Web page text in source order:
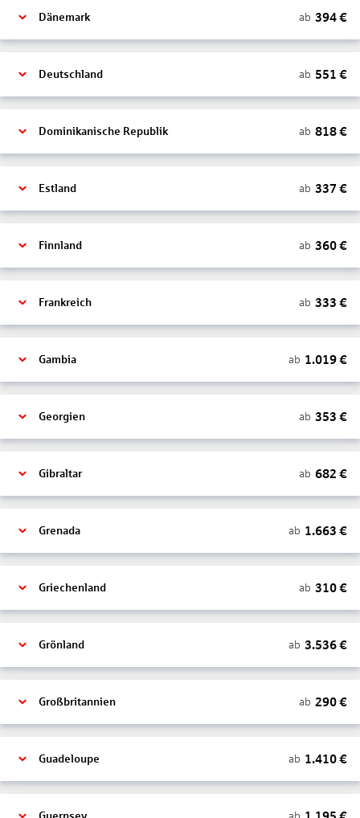
Dänemark ab 394€
Deutschland ab 551 €
Dominikanische Republik ab 818€
Estland ab 337 €
Finnland ab 360€
Frankreich ab 333 €
Gambia ab 1.019€
Georgien ab 353 €
Gibraltar ab 682 €
Grenada ab 1.663 €
Griechenland ab 310€
Grönland ab 3.536€
Großbritannien ab 290€
Guadeloupe ab 1.410€
ab